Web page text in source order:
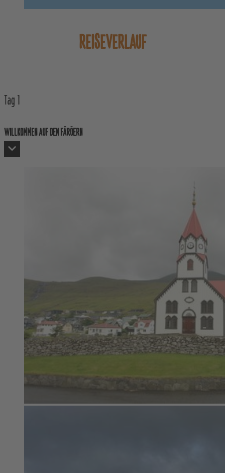
REISEVERLAUF
Tag 1
WILLKOMMEN AUF DEN FÄRÖERN